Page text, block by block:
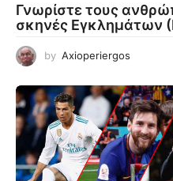
Γνωρίστε τους
σκηνές Εγκλημάτων
by Axioperiergos